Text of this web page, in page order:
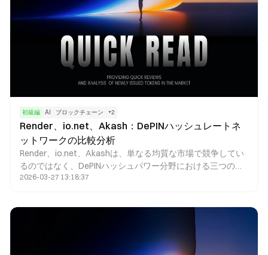
初級編 AI ブロックチェーン +2
Render、io.net、Akash：DePINハッシュレートネ
ットワークの比較分析
Render、io.net、Akashは、単なる均質な市場で競争してい
るのではなく、DePINハッシュパワー分野における三つの異
なるアプローチを体現しています。それぞれが独自の技術路
タスクの提供に注力し、結果検証や強固なクリエイターエコ
システムの構築を重視しています。io.netはAIモデルのトレ
2026-03-27 13:18:37